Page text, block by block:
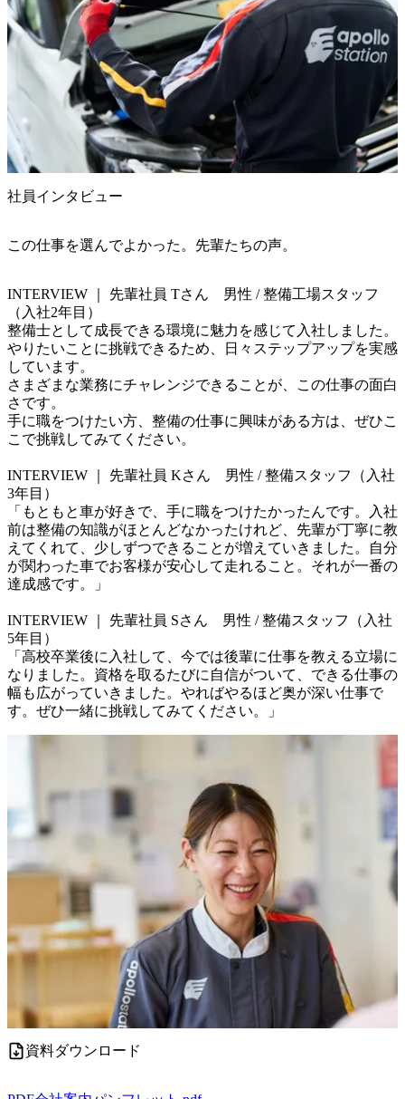
社員インタビュー
この仕事を選んでよかった。先輩たちの声。
INTERVIEW ｜ 先輩社員 Tさん　男性 / 整備工場スタッフ
（入社2年目）
整備士として成長できる環境に魅力を感じて入社しました。
やりたいことに挑戦できるため、日々ステップアップを実感
しています。
さまざまな業務にチャレンジできることが、この仕事の面白
さです。
手に職をつけたい方、整備の仕事に興味がある方は、ぜひこ
こで挑戦してみてください。
INTERVIEW ｜ 先輩社員 Kさん　男性 / 整備スタッフ（入社
3年目）
「もともと車が好きで、手に職をつけたかったんです。入社
前は整備の知識がほとんどなかったけれど、先輩が丁寧に教
えてくれて、少しずつできることが増えていきました。自分
が関わった車でお客様が安心して走れること。それが一番の
達成感です。」
INTERVIEW ｜ 先輩社員 Sさん　男性 / 整備スタッフ（入社
5年目）
「高校卒業後に入社して、今では後輩に仕事を教える立場に
なりました。資格を取るたびに自信がついて、できる仕事の
幅も広がっていきました。やればやるほど奥が深い仕事で
す。ぜひ一緒に挑戦してみてください。」
資料ダウンロード